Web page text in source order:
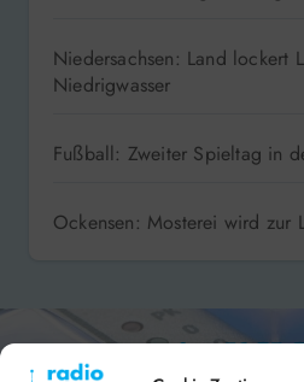
Niedersachsen: Land lockert
Niedrigwasser
Fußball: Zweiter Spieltag in
Ockensen: Mosterei wird zur